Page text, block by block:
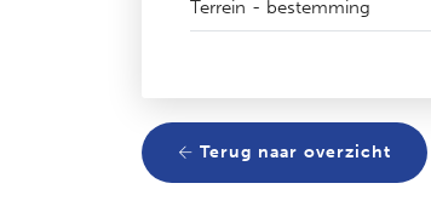
Terrein - bestemming
Terug naar overzicht